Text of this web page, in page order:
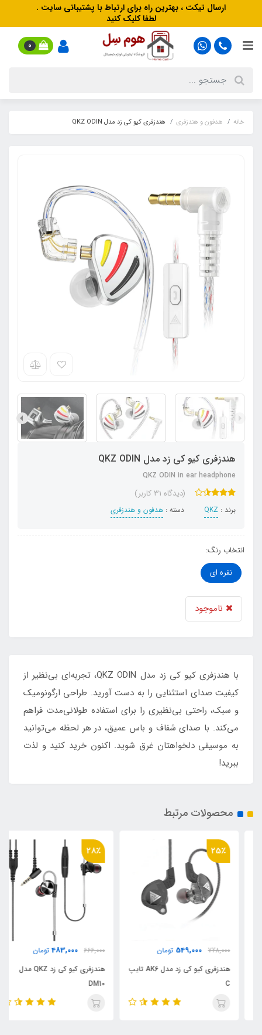
ارسال تیکت ، بهترین راه برای ارتباط با پشتیبانی سایت .
لطفا کلیک کنید
0
خانه هدفون‌ و‌ هندزفری هندزفری کیو کی زد مدل QKZ ODIN
هندزفری کیو کی زد مدل QKZ ODIN
QKZ ODIN in ear headphone
(دیدگاه 31 کاربر)
برند : QKZ دسته : هدفون‌ و‌ هندزفری
انتخاب رنگ:
نقره ای
ناموجود
​​​​با هندزفری کیو کی زد مدل QKZ ODIN، تجربه‌ای بی‌نظیر از
کیفیت صدای استثنایی را به دست آورید. طراحی ارگونومیک
و سبک، راحتی بی‌نظیری را برای استفاده طولانی‌مدت فراهم
می‌کند. با صدای شفاف و باس عمیق، در هر لحظه می‌توانید
به موسیقی دلخواهتان غرق شوید. اکنون خرید کنید و لذت
ببرید!
محصولات مرتبط
25٪
728,000
549,000 تومان
هندزفری کیو کی زد مدل AK6 تایپ
28٪
666,000
483,000 تومان
هندزفری کیو کی زد QKZ مدل
DM10